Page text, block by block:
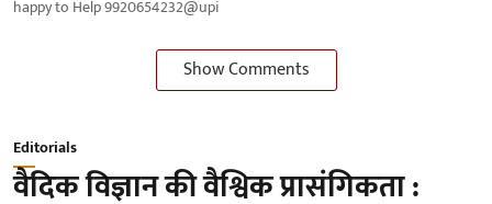
happy to Help 9920654232@upi
Show Comments
Editorials
वैदिक विज्ञान की वैश्विक प्रासंगिकता :